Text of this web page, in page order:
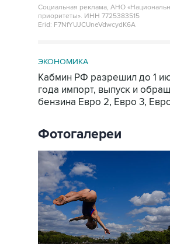
Социальная реклама, АНО
приоритеты». ИНН 7725383515
Erid: F7NfYUJCUneVdwcydK6A
ЭКОНОМИКА
Кабмин РФ разрешил до 1
года импорт, выпуск и
бензина Евро 2, Евро 3,
Фотогалереи